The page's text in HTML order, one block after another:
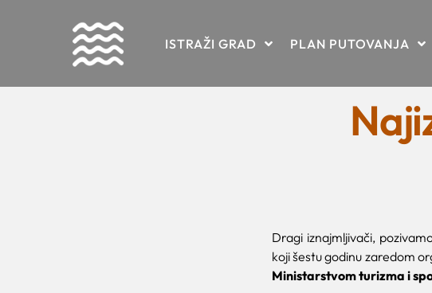
ISTRAŽI GRAD PLAN PUTOVANJA
Dragi iznajmljivači,
koji šestu godinu zaredom
Ministarstvom turizma i